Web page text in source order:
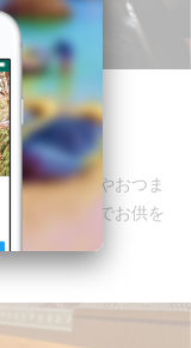
、ドリンクやおつま
店街や売店でお供を